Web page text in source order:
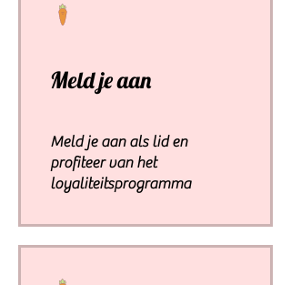
Meld je aan
Meld je aan als lid en
profiteer van het
loyaliteitsprogramma